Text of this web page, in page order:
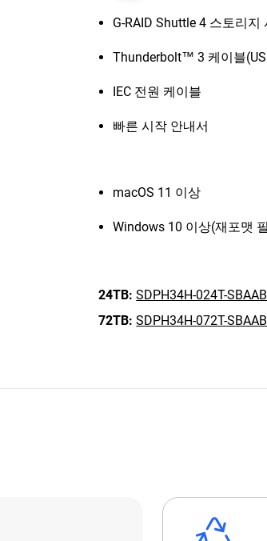
G-RAID Shuttle 4 스토리지
Thunderbolt™ 3 케이블
IEC 전원 케이블
빠른 시작 안내서
macOS 11 이상
Windows 10 이상(재포맷
24TB: SDPH34H-024T-SBAAB
72TB: SDPH34H-072T-SBAAB